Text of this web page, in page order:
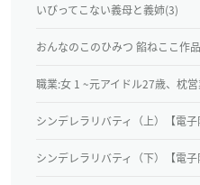
いびってこない義母と義姉(3)
おんなのこのひみつ 餡ねここ作
職業:女 1 ~元アイドル27歳、枕
シンデレラリバティ（上）【電子
シンデレラリバティ（下）【電子